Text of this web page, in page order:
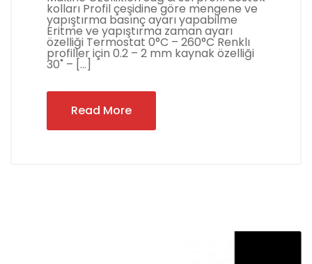
kolları Profil çeşidine göre mengene ve
yapıştırma basınç ayarı yapabilme
Eritme ve yapıştırma zaman ayarı
özelliği Termostat 0°C – 260°C Renklı
profiller için 0.2 – 2 mm kaynak özelliği
30˚ – […]
Read More